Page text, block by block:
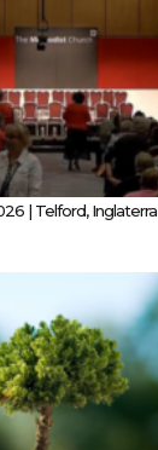
| Telford, Inglaterra